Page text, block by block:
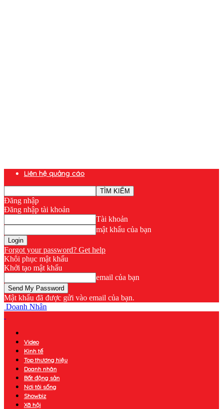
Liên hệ quảng cáo
Đăng nhập
Đăng nhập tài khoản
Tài khoản
mật khẩu của bạn
Forgot your password? Get help
Khôi phục mật khẩu
Khởi tạo mật khẩu
email của bạn
Mật khẩu đã được gửi vào email của bạn.
Doanh Nhân
Video
Kinh tế
Top thương hiệu
Doanh nhân
Bất động sản
Nơi tôi sống
Showbiz
Xã hội